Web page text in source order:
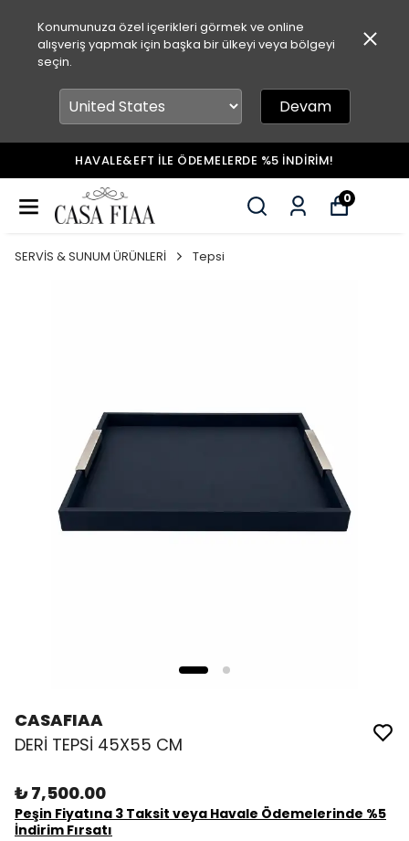
Konumunuza özel içerikleri görmek ve online
alışveriş yapmak için başka bir ülkeyi veya bölgeyi
seçin.
Devam
HAVALE&EFT İLE ÖDEMELERDE %5 İNDİRİM!
0
SERVİS & SUNUM ÜRÜNLERİ Tepsi
CASAFIAA
DERİ TEPSİ 45X55 CM
₺ 7,500.00
Peşin Fiyatına 3 Taksit veya Havale Ödemelerinde %5
İndirim Fırsatı